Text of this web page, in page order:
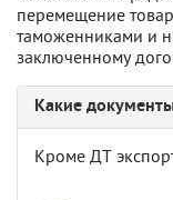
перемещение
таможенниками и
заключенному
Какие
Кроме ДТ